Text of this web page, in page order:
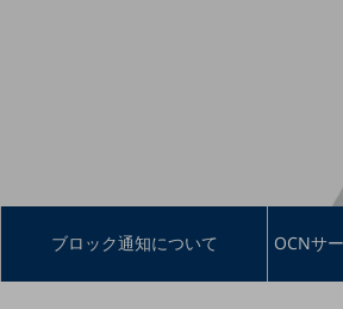
ブロック通知について OCNサ